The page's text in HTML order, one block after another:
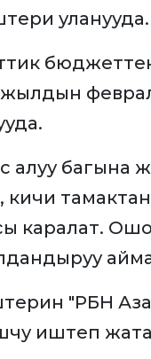
уланууда.
жылдын
алуу багына
кичи
каралат.
"РБН
иштеп